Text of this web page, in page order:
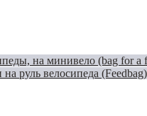
на минивело (bag for a
руль велосипеда (Feedbag)